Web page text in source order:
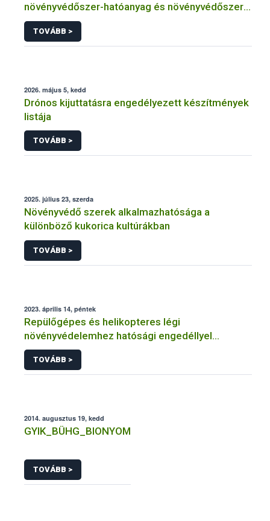
növényvédőszer-hatóanyag és növényvédőszer
engedélyezésére, továbbá a meglévő engedély
meghosszabbítására vagy módosítására irányuló
eljárásba
TOVÁBB >
2026. május 5, kedd
Drónos kijuttatásra engedélyezett készítmények
listája
TOVÁBB >
2025. július 23, szerda
Növényvédő szerek alkalmazhatósága a
különböző kukorica kultúrákban
TOVÁBB >
2023. április 14, péntek
Repülőgépes és helikopteres légi
növényvédelemhez hatósági engedéllyel
rendelkező szervezetek
TOVÁBB >
2014. augusztus 19, kedd
GYIK_BÜHG_BIONYOM
TOVÁBB >